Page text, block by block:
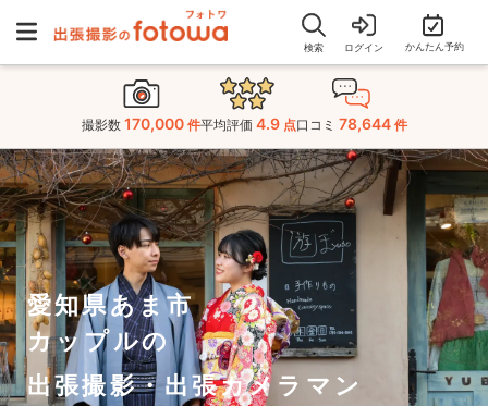
検索 ログイン かんたん予約
撮影数 170,000 件平均評価 4.9 点口コミ 78,644 件
愛知県あま市
カップルの
出張撮影・出張カメラマン